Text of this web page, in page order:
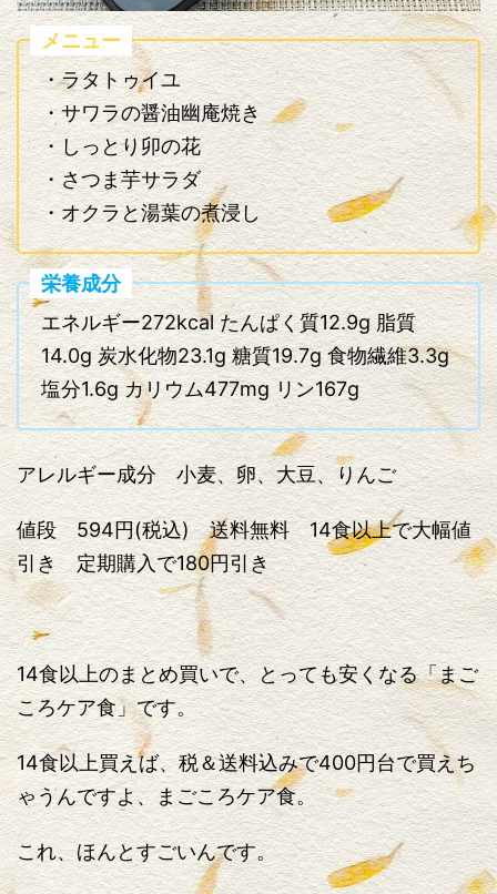
メニュー
・ラタトゥイユ
・サワラの醤油幽庵焼き
・しっとり卯の花
・さつま芋サラダ
・オクラと湯葉の煮浸し
栄養成分
エネルギー272kcal たんぱく質12.9g 脂質
14.0g 炭水化物23.1g 糖質19.7g 食物繊維3.3g
塩分1.6g カリウム477mg リン167g
アレルギー成分 小麦、卵、大豆、りんご
値段 594円(税込) 送料無料 14食以上で大幅値
引き 定期購入で180円引き
14食以上のまとめ買いで、とっても安くなる「まご
ころケア食」です。
14食以上買えば、税＆送料込みで400円台で買えち
ゃうんですよ、まごころケア食。
これ、ほんとすごいんです。